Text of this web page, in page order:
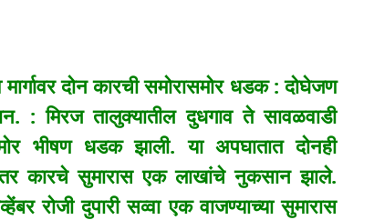
दोन कारची समोरासमोर धडक : दोघेजण
: मिरज तालुक्यातील दुधगाव ते सावळवाडी
भीषण धडक झाली. या अपघातात दोनही
कारचे सुमारास एक लाखांचे नुकसान झाले.
रोजी दुपारी सव्वा एक वाजण्याच्या सुमारास